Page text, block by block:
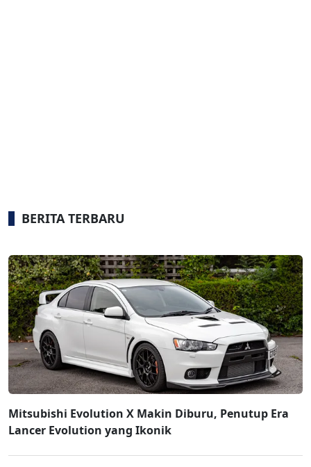
BERITA TERBARU
Mitsubishi Evolution X Makin Diburu, Penutup Era
Lancer Evolution yang Ikonik